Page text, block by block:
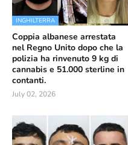
INGHILTERRA
Coppia albanese arrestata
nel Regno Unito dopo che la
polizia ha rinvenuto 9 kg di
cannabis e 51.000 sterline in
contanti.
July 02, 2026